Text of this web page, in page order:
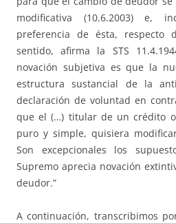
modificativa (10.6.2003) e,
preferencia de ésta, respecto
sentido, afirma la STS
novación subjetiva es que la
estructura sustancial de la
declaración de voluntad en
que el (…) titular de un crédito
puro y simple, quisiera
Son excepcionales los
Supremo aprecia novación
deudor.”
A continuación, transcribimos